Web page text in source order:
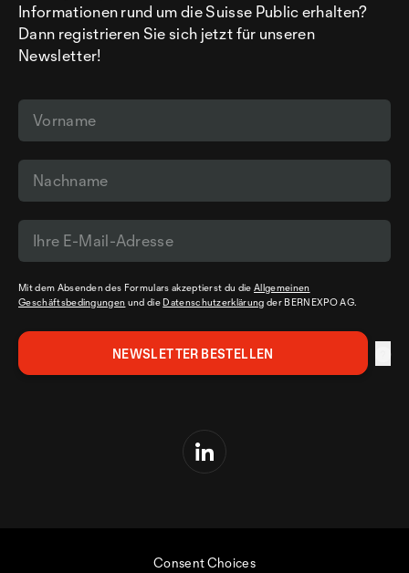
Informationen rund um die Suisse Public erhalten?
Dann registrieren Sie sich jetzt für unseren
Newsletter!
Mit dem Absenden des Formulars akzeptierst du dieAllgemeinen
Geschäftsbedingungen und die Datenschutzerklärung der BERNEXPO AG.
Consent Choices